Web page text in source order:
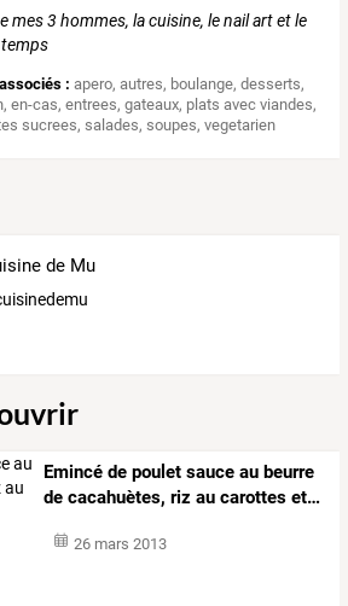
mes 3 hommes, la cuisine, le nail art et le
: apero,autres, boulange,desserts,
,en-cas,entrees,gateaux, plats avec viandes,
sucrees,salades,soupes,vegetarien
de Mu
Emincé de poulet sauce au beurre
de cacahuètes, riz au carottes et…
26 mars 2013